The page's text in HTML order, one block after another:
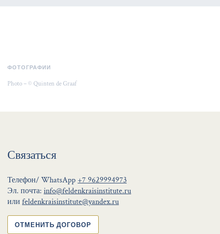
ФОТОГРАФИИ
Photo – © Quinten de Graaf
Связаться
Телефон/ WhatsApp +7 9629994973
Эл. почта: info@feldenkraisinstitute.ru
или feldenkraisinstitute@yandex.ru
ОТМЕНИТЬ ДОГОВОР